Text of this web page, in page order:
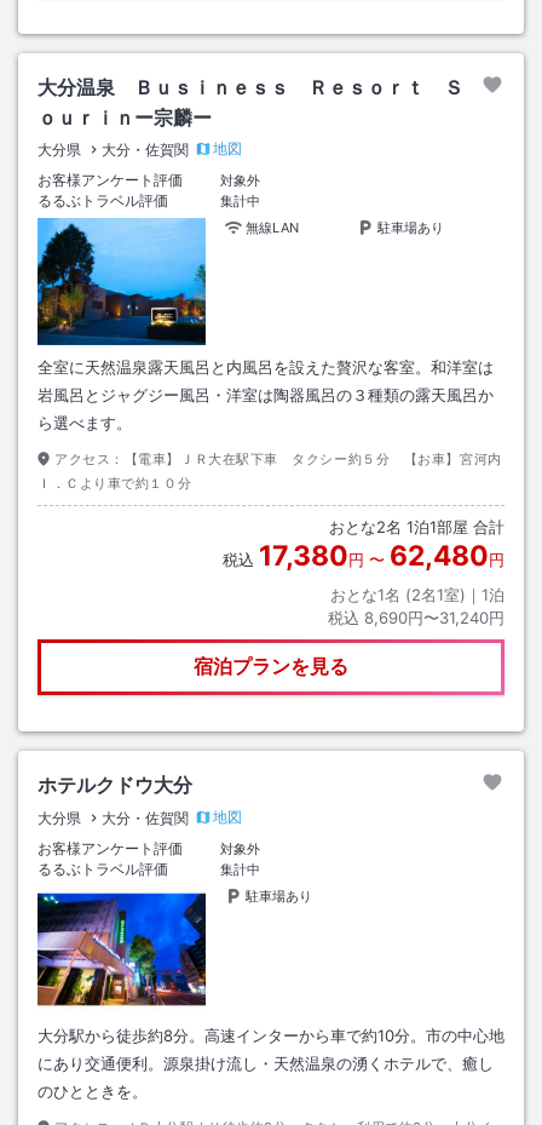
大分温泉 Ｂｕｓｉｎｅｓｓ Ｒｅｓｏｒｔ Ｓ
ｏｕｒｉｎー宗麟ー
大分県 大分・佐賀関
地図
お客様アンケート評価
対象外
るるぶトラベル評価
集計中
無線LAN
駐車場あり
全室に天然温泉露天風呂と内風呂を設えた贅沢な客室。和洋室は
岩風呂とジャグジー風呂・洋室は陶器風呂の３種類の露天風呂か
ら選べます。
アクセス：
【電車】ＪＲ大在駅下車 タクシー約５分 【お車】宮河内
Ｉ．Ｃより車で約１０分
おとな2名 1泊1部屋 合計
税込 17,380円 〜 62,480円
おとな1名 (2名1室)｜ 1泊
税込 8,690円〜31,240円
宿泊プランを見る
ホテルクドウ大分
大分県 大分・佐賀関
地図
お客様アンケート評価
対象外
るるぶトラベル評価
集計中
駐車場あり
大分駅から徒歩約8分。高速インターから車で約10分。市の中心地
にあり交通便利。源泉掛け流し・天然温泉の湧くホテルで、癒し
のひとときを。